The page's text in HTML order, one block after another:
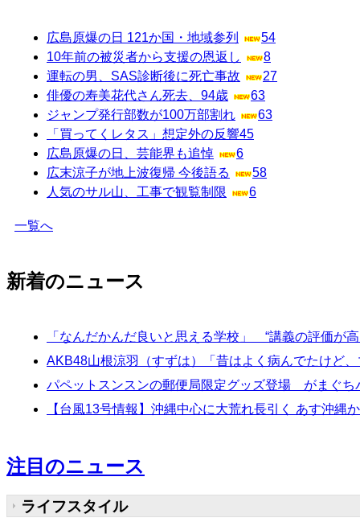
広島原爆の日 121か国・地域参列
54
10年前の被災者から支援の恩返し
8
運転の男、SAS診断後に死亡事故
27
俳優の寿美花代さん死去、94歳
63
ジャンプ発行部数が100万部割れ
63
「買ってくレタス」想定外の反響45
広島原爆の日、芸能界も追悼
6
広末涼子が地上波復帰 今後語る
58
人気のサル山、工事で観覧制限
6
一覧へ
新着のニュース
「なんだかんだ良いと思える学校」 “講義の評価が
AKB48山根涼羽（すずは）「昔はよく病んでたけど
パペットスンスンの郵便局限定グッズ登場 がまぐち
【台風13号情報】沖縄中心に大荒れ長引く あす沖縄
注目のニュース
ライフスタイル